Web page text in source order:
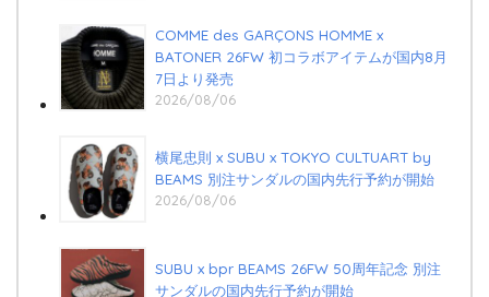
COMME des GARÇONS HOMME x
BATONER 26FW 初コラボアイテムが国内8月
7日より発売
2026/08/06
横尾忠則 x SUBU x TOKYO CULTUART by
BEAMS 別注サンダルの国内先行予約が開始
2026/08/06
SUBU x bpr BEAMS 26FW 50周年記念 別注
サンダルの国内先行予約が開始